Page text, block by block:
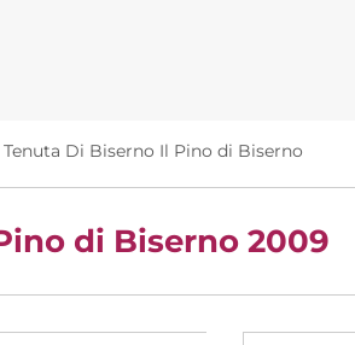
Di Biserno Il Pino di Biserno
di Biserno 2009